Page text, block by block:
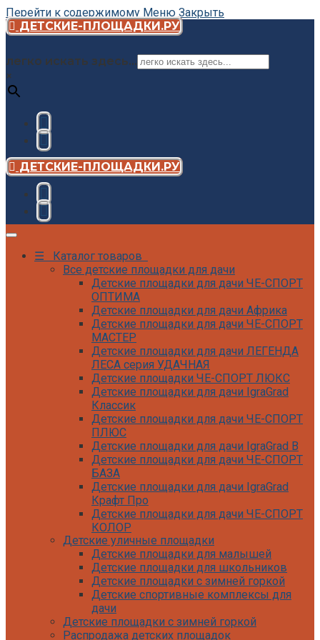
Перейти к содержимому Меню Закрыть
ДЕТСКИЕ-ПЛОЩАДКИ.РУ
легко искать здесь...
×
ДЕТСКИЕ-ПЛОЩАДКИ.РУ
☰ Каталог товаров
Все детские площадки для дачи
Детские площадки для дачи ЧЕ-СПОРТ
ОПТИМА
Детские площадки для дачи Африка
Детские площадки для дачи ЧЕ-СПОРТ
МАСТЕР
Детские площадки для дачи ЛЕГЕНДА
ЛЕСА серия УДАЧНАЯ
Детские площадки ЧЕ-СПОРТ ЛЮКС
Детские площадки для дачи IgraGrad
Классик
Детские площадки для дачи ЧЕ-СПОРТ
ПЛЮС
Детские площадки для дачи IgraGrad B
Детские площадки для дачи ЧЕ-СПОРТ
БАЗА
Детские площадки для дачи IgraGrad
Крафт Про
Детские площадки для дачи ЧЕ-СПОРТ
КОЛОР
Детские площадки для дачи IgraGrad С
Детские площадки для дачи ЧЕ-СПОРТ
КАРКАС
Детские площадки для дачи Савушка
КУБ
Детские уличные игровые площадки
для дачи IgraGrad К
Детские площадки для дачи IgraGrad W
Детские уличные площадки
Детские площадки для малышей
Детские площадки для школьников
Детские площадки с зимней горкой
Детские спортивные комплексы для
дачи
Детские площадки с зимней горкой
Распродажа детских площадок